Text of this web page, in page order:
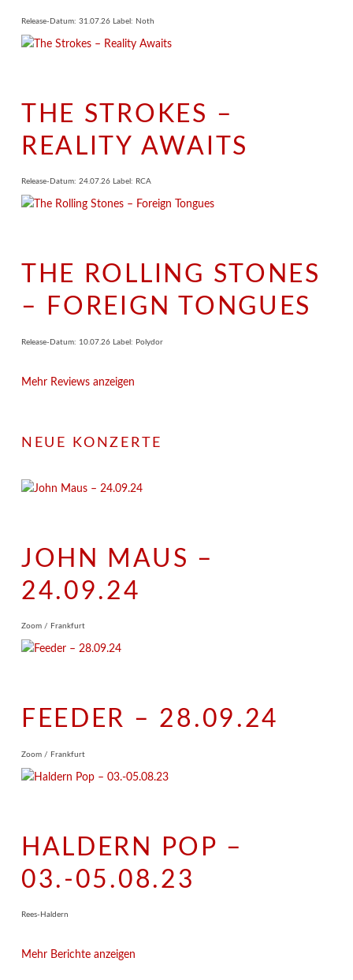
Release-Datum: 31.07.26 Label: Noth
THE STROKES –
REALITY AWAITS
Release-Datum: 24.07.26 Label: RCA
THE ROLLING STONES
– FOREIGN TONGUES
Release-Datum: 10.07.26 Label: Polydor
Mehr Reviews anzeigen
NEUE KONZERTE
JOHN MAUS –
24.09.24
Zoom / Frankfurt
FEEDER – 28.09.24
Zoom / Frankfurt
HALDERN POP –
03.-05.08.23
Rees-Haldern
Mehr Berichte anzeigen